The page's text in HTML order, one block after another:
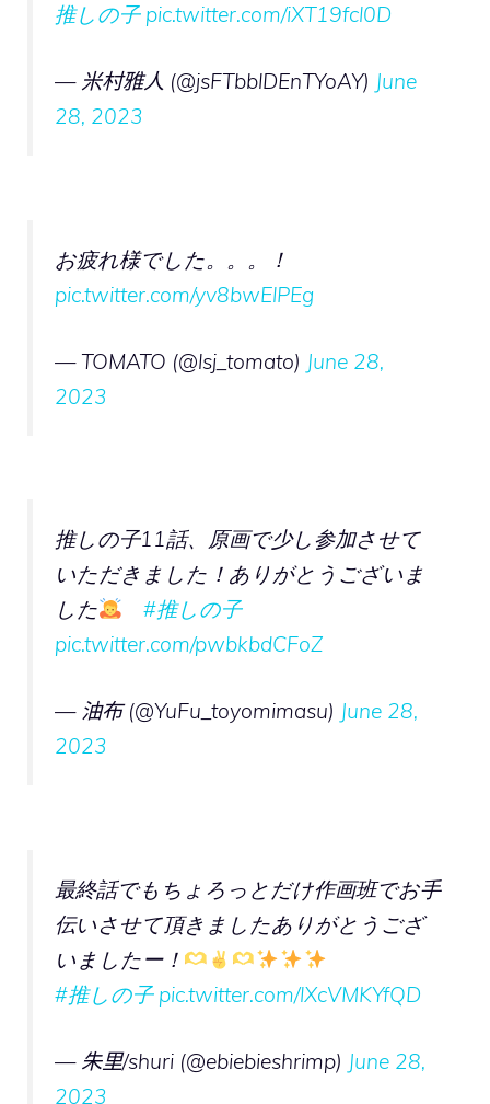
推しの子 pic.twitter.com/iXT19fcl0D
— 米村雅人 (@jsFTbblDEnTYoAY) June
28, 2023
お疲れ様でした。。。！
pic.twitter.com/yv8bwElPEg
— TOMATO (@lsj_tomato) June 28,
2023
推しの子11話、原画で少し参加させて
いただきました！ありがとうございま
した
#推しの子
pic.twitter.com/pwbkbdCFoZ
— 油布 (@YuFu_toyomimasu) June 28,
2023
最終話でもちょろっとだけ作画班でお手
伝いさせて頂きましたありがとうござ
いましたー！
#推しの子 pic.twitter.com/lXcVMKYfQD
— 朱里/shuri (@ebiebieshrimp) June 28,
2023